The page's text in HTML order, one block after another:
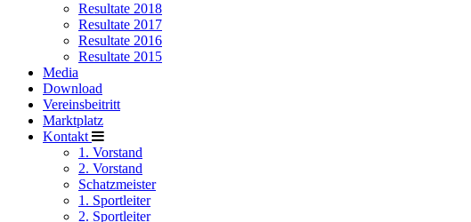
Resultate 2018
Resultate 2017
Resultate 2016
Resultate 2015
Media
Download
Vereinsbeitritt
Marktplatz
Kontakt
1. Vorstand
2. Vorstand
Schatzmeister
1. Sportleiter
2. Sportleiter